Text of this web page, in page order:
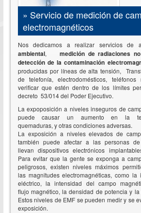
» Servicio de medición de
electromagnéticos
Nos dedicamos a realizar servicios
ambiental, medición de radiaciones
detección de la contaminación
producidas por líneas de alta tensión,
de telefonía, electrodomésticos,
verificar que estén dentro de los límites
decreto 53/014 del Poder Ejecutivo.
La expoposición a niveles inseguros de
puede causar un aumento en la
quemaduras, y otras condiciones adversas.
La exposición a niveles elevados de
también puede afectar a las personas
llevan dispositivos electrónicos
Para evitar que la gente se exponga a
peligrosos, existen niveles máximos
las magnitudes electromagnéticas, como la
eléctrico, la intensidad del campo
flujo magnético, la densidad de potencia y
Estos niveles de EMF se pueden medir y se
exposición.